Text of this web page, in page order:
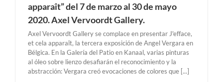
apparaît” del 7 de marzo al 30 de mayo
2020. Axel Vervoordt Gallery.
Axel Vervoordt Gallery se complace en presentar J'efface,
et cela apparaît, la tercera exposición de Angel Vergara en
Bélgica. En la Galería del Patio en Kanaal, varias pinturas
al óleo sobre lienzo desafiarán el reconocimiento y la
abstracción: Vergara creó evocaciones de colores que [...]